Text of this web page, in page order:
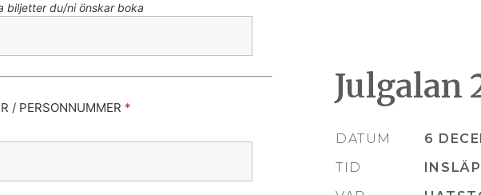
biljetter du/ni önskar boka
/ PERSONNUMMER *
Julgalan
DATUM
TID
6